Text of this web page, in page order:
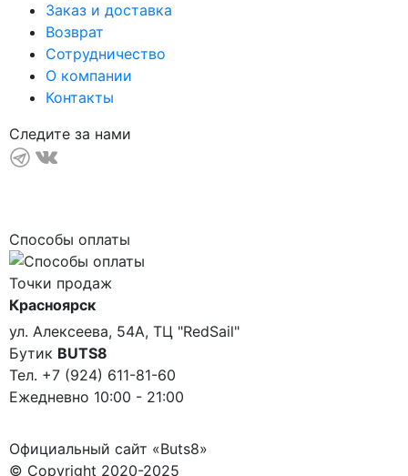
Заказ и доставка
Возврат
Сотрудничество
О компании
Контакты
Следите за нами
Способы оплаты
Точки продаж
Красноярск
ул. Алексеева, 54А, ТЦ "RedSail"
Бутик BUTS8
Тел. +7 (924) 611-81-60
Ежедневно 10:00 - 21:00
Официальный сайт «Buts8»
© Copyright 2020-2025